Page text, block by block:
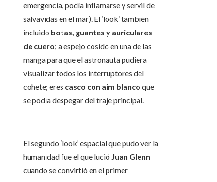
emergencia, podía inflamarse y servil de
salvavidas en el mar). El ‘look’ también
incluido botas, guantes y auriculares
de cuero; a espejo cosido en una de las
manga para que el astronauta pudiera
visualizar todos los interruptores del
cohete; eres casco con aim blanco que
se podia despegar del traje principal.
El segundo ‘look’ espacial que pudo ver la
humanidad fue el que lució Juan Glenn
cuando se convirtió en el primer